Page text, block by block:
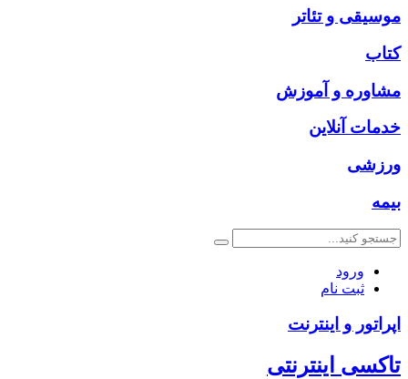
موسیقی و تئاتر
کتاب
مشاوره و آموزش
خدمات آنلاین
ورزشی
بیمه
ورود
ثبت نام
اپراتور و اینترنت
تاکسی اینترنتی